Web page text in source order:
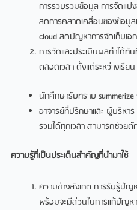
การรวบรวมข้อมูล การจัดแบ่ง
ลดการคลาดเคลื่อนของข้อมู
cloud ลดปัญหาการจัดเก็บเอ
การวัดและประเมินผลทำได้ทั
ตลอดเวลา ตั้งแต่ระหว่างเรีย
นักศึกษารับทราบ
อาจารย์ที่ปรึกษาและ ผู้บริหา
รวมได้ทุกเวลา สามารถช่วยตั
ความรู้ที่เป็นประเด็นสำคัญที่นำมาใช้
ความช่างสังเกต การรับรู้ปัญ
พร้อมจะมีส่วนในการแก้ปัญห